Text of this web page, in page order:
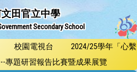
田官立中學
Secondary School
校園電視台
2024/25學年「心繫
專題研習報告比賽暨成果展覽